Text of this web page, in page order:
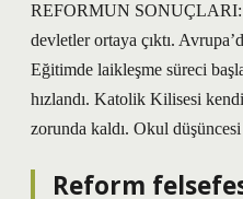
REFORMUN SONUÇLARI:
devletler ortaya çıktı.
Eğitimde laikleşme süreci
hızlandı. Katolik Kilisesi
zorunda kaldı. Okul düşüncesi
Reform